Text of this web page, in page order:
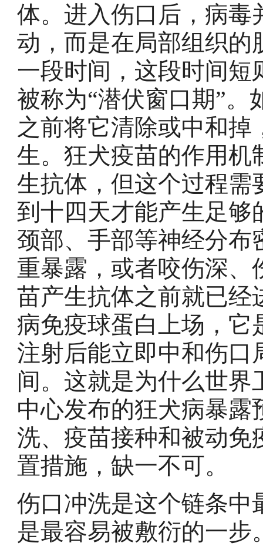
体。进入伤口后，病毒
动，而是在局部组织的
一段时间，这段时间短
被称为“潜伏窗口期”
之前将它清除或中和
生。狂犬疫苗的作用机
生抗体，但这个过程需
到十四天才能产生足够
颈部、手部等神经分布
重暴露，或者咬伤深、
苗产生抗体之前就已经
病免疫球蛋白上场，它
注射后能立即中和伤口
间。这就是为什么世
中心发布的狂犬病暴
洗、疫苗接种和被动免
置措施，缺一不可。
伤口冲洗是这个链条中
是最容易被敷衍的一